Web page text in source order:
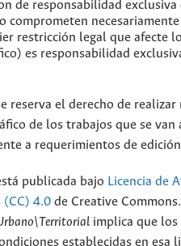
de responsabilidad exclusiva
comprometen
restricción legal que afecte
es responsabilidad
reserva el derecho de realizar
de los trabajos que se van
a requerimientos de
publicada bajo Licencia de
(CC) 4.0 de Creative
implica que los
establecidas en esa